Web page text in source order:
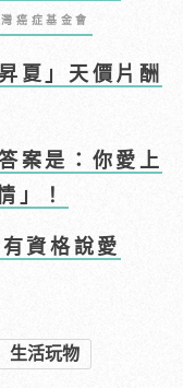
癌症基金會
夏」天價片酬
案是：你愛上
」！
資格說愛
生活玩物